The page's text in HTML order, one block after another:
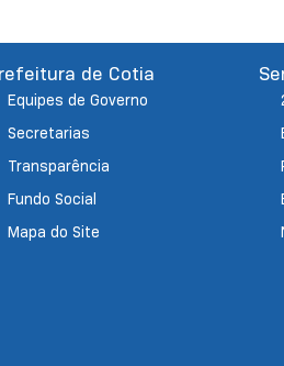
de Cotia
Equipes de Governo
Secretarias
Transparência
Fundo Social
Mapa do Site